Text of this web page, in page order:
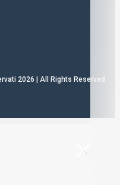
2026 | All Rights Reserved